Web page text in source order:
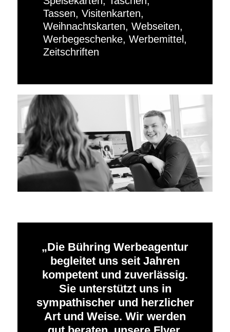
Tassen, Visitenkarten,
Weihnachtskarten, Webseiten,
Werbegeschenke, Werbemittel,
Zeitschriften
Die Bühring Werbeagentur
begleitet uns seit Jahren
kompetent und zuverlässig.
Sie unterstützt uns in
sympathischer und herzlicher
Art und Weise. Wir werden